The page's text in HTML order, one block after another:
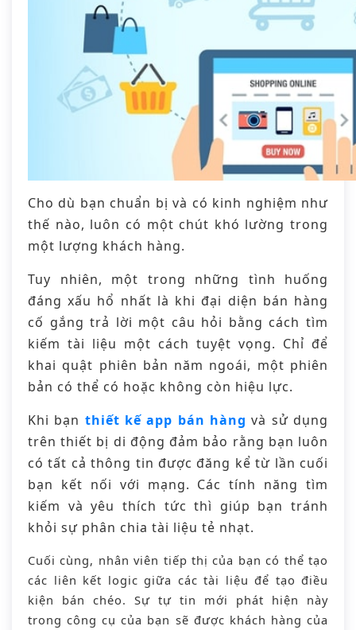
Cho dù bạn chuẩn bị và có kinh nghiệm như
thế nào, luôn có một chút khó lường trong
một lượng khách hàng.
Tuy nhiên, một trong những tình huống
đáng xấu hổ nhất là khi đại diện bán hàng
cố gắng trả lời một câu hỏi bằng cách tìm
kiếm tài liệu một cách tuyệt vọng. Chỉ để
khai quật phiên bản năm ngoái, một phiên
bản có thể có hoặc không còn hiệu lực.
Khi bạn thiết kế app bán hàng và sử dụng
trên thiết bị di động đảm bảo rằng bạn luôn
có tất cả thông tin được đăng kể từ lần cuối
bạn kết nối với mạng. Các tính năng tìm
kiếm và yêu thích tức thì giúp bạn tránh
khỏi sự phân chia tài liệu tẻ nhạt.
Cuối cùng, nhân viên tiếp thị của bạn có thể tạo
các liên kết logic giữa các tài liệu để tạo điều
kiện bán chéo. Sự tự tin mới phát hiện này
trong công cụ của bạn sẽ được khách hàng của